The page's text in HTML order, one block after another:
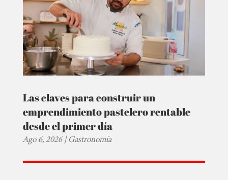
Las claves para construir un
emprendimiento pastelero rentable
desde el primer día
Ago 6, 2026|Gastronomía